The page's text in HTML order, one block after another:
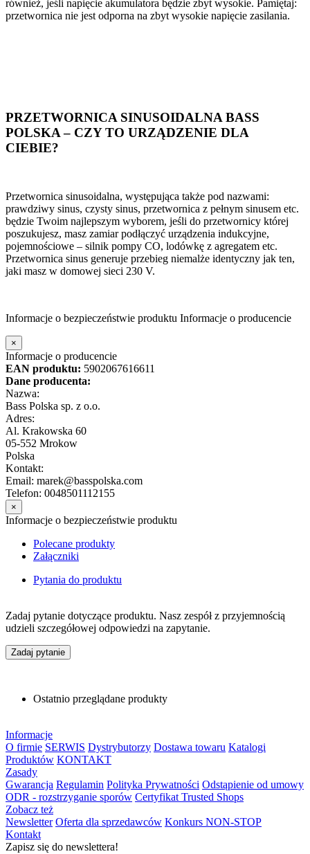
również, jeśli napięcie akumulatora będzie zbyt wysokie. Pamiętaj:
przetwornica nie jest odporna na zbyt wysokie napięcie zasilania.
PRZETWORNICA SINUSOIDALNA BASS
POLSKA – CZY TO URZĄDZENIE DLA
CIEBIE?
Przetwornica sinusoidalna, występująca także pod nazwami:
prawdziwy sinus, czysty sinus, przetwornica z pełnym sinusem etc.
będzie Twoim najlepszym wyborem, jeśli do przetwornicy której
poszukujesz, masz zamiar podłączyć urządzenia indukcyjne,
pojemnościowe – silnik pompy CO, lodówkę z agregatem etc.
Przetwornica sinus generuje przebieg niemalże identyczny jak ten,
jaki masz w domowej sieci 230 V.
Informacje o bezpieczeństwie produktu Informacje o producencie
×
Informacje o producencie
EAN produktu: 5902067616611
Dane producenta:
Nazwa:
Bass Polska sp. z o.o.
Adres:
Al. Krakowska 60
05-552 Mrokow
Polska
Kontakt:
Email: marek@basspolska.com
Telefon: 0048501112155
×
Informacje o bezpieczeństwie produktu
Polecane produkty
Załączniki
Pytania do produktu
Zadaj pytanie dotyczące produktu. Nasz zespół z przyjemnością
udzieli szczegółowej odpowiedzi na zapytanie.
Zadaj pytanie
Ostatnio przeglądane produkty
Informacje
O firmie SERWIS Dystrybutorzy Dostawa towaru Katalogi
Produktów KONTAKT
Zasady
Gwarancja Regulamin Polityka Prywatności Odstąpienie od umowy
ODR - rozstrzyganie sporów Certyfikat Trusted Shops
Zobacz też
Newsletter Oferta dla sprzedawców Konkurs NON-STOP
Kontakt
Zapisz się do newslettera!